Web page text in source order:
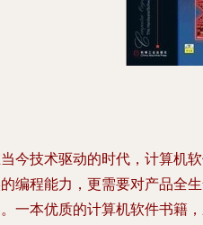
今技术驱动的时代，计算机
编程能力，更需要对产品全
一本优质的计算机软件书籍